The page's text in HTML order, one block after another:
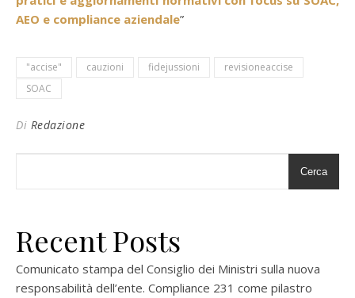
AEO e compliance aziendale”
"accise" cauzioni fidejussioni
revisioneaccise
SOAC
Di Redazione
Cerca
Recent Posts
Comunicato stampa del Consiglio dei Ministri sulla nuova
responsabilità dell’ente. Compliance 231 come pilastro